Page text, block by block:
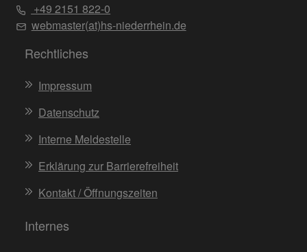
+49 2151 822-0
webmaster(at)hs-niederrhein.de
Rechtliches
Impressum
Datenschutz
Interne Meldestelle
Erklärung zur Barrierefreiheit
Kontakt / Öffnungszeiten
Internes